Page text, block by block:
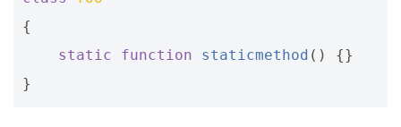
{
static
function staticmethod ()
{}
}